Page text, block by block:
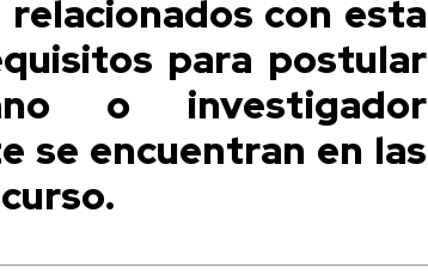
con esta
para postular
o investigador
se encuentran en las